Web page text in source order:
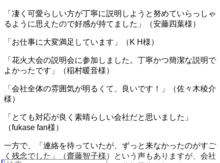
「凄く可愛らしい方が丁寧に説明しようと努めていらっしゃ
るように思えたので好感が持てました」（安藤四葉様）
「お仕事に大変満足しています」（K H様）
「花火大会の説明会に参加しました。丁寧かつ簡潔な説明で
よかったです」（稲村暖音様）
「会社全体の雰囲気が明るくて、良いです！」（佐々木稜介
様）
「とても対応が良く素晴らしい会社だと思いました」
（fukase fan様）
一方で、「連絡を待っていたが、ずっと来なかったのがすご
く残念でした」（齋藤智子様）という声もありますが、会社